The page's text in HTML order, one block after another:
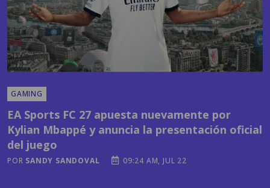
GAMING
EA Sports FC 27 apuesta nuevamente por
Kylian Mbappé y anuncia la presentación oficial
del juego
POR SANDY SANDOVAL 09:24 AM, JUL 22